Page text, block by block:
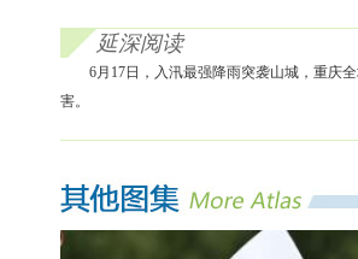
延深阅读
6月17日，入汛最强降雨突袭山城，重庆
害。